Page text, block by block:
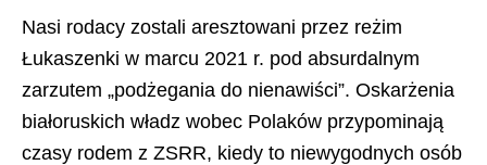
Nasi rodacy zostali aresztowani przez reżim
Łukaszenki w marcu 2021 r. pod absurdalnym
zarzutem „podżegania do nienawiści”. Oskarżenia
białoruskich władz wobec Polaków przypominają
czasy rodem z ZSRR, kiedy to niewygodnych osób